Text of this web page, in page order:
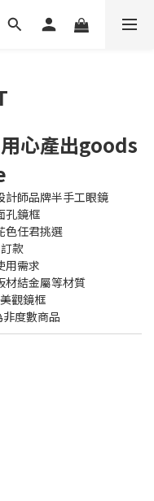
心產出goods
計師品牌半手工眼鏡
孔鏡框
色任君挑選
款
用需求
材結金屬等材質
觀鏡框
度數商品